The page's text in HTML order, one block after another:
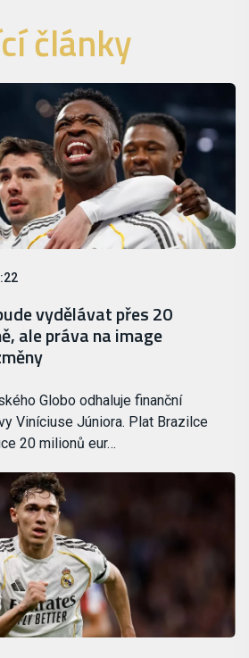
články
vydělávat přes 20
ale práva na image
Globo odhaluje finanční
Viníciuse Júniora. Plat Brazilce
20 milionů eur…